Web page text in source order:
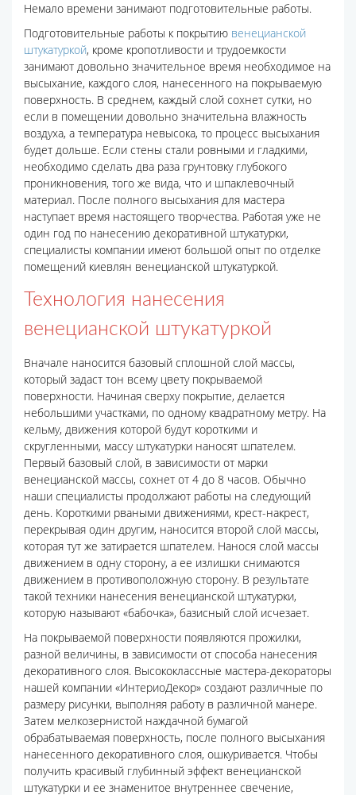
Немало времени занимают подготовительные работы.
Подготовительные работы к покрытию венецианской
штукатуркой, кроме кропотливости и трудоемкости
занимают довольно значительное время необходимое на
высыхание, каждого слоя, нанесенного на покрываемую
поверхность. В среднем, каждый слой сохнет сутки, но
если в помещении довольно значительна влажность
воздуха, а температура невысока, то процесс высыхания
будет дольше. Если стены стали ровными и гладкими,
необходимо сделать два раза грунтовку глубокого
проникновения, того же вида, что и шпаклевочный
материал. После полного высыхания для мастера
наступает время настоящего творчества. Работая уже не
один год по нанесению декоративной штукатурки,
специалисты компании имеют большой опыт по отделке
помещений киевлян венецианской штукатуркой.
Технология нанесения
венецианской штукатуркой
Вначале наносится базовый сплошной слой массы,
который задаст тон всему цвету покрываемой
поверхности. Начиная сверху покрытие, делается
небольшими участками, по одному квадратному метру. На
кельму, движения которой будут короткими и
скругленными, массу штукатурки наносят шпателем.
Первый базовый слой, в зависимости от марки
венецианской массы, сохнет от 4 до 8 часов. Обычно
наши специалисты продолжают работы на следующий
день. Короткими рваными движениями, крест-накрест,
перекрывая один другим, наносится второй слой массы,
которая тут же затирается шпателем. Нанося слой массы
движением в одну сторону, а ее излишки снимаются
движением в противоположную сторону. В результате
такой техники нанесения венецианской штукатурки,
которую называют «бабочка», базисный слой исчезает.
На покрываемой поверхности появляются прожилки,
разной величины, в зависимости от способа нанесения
декоративного слоя. Высококлассные мастера-декораторы
нашей компании «ИнтериоДекор» создают различные по
размеру рисунки, выполняя работу в различной манере.
Затем мелкозернистой наждачной бумагой
обрабатываемая поверхность, после полного высыхания
нанесенного декоративного слоя, ошкуривается. Чтобы
получить красивый глубинный эффект венецианской
штукатурки и ее знаменитое внутреннее свечение,